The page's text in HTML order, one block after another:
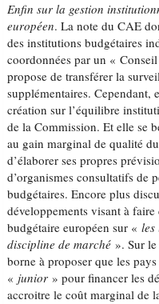
Enfin sur la gestion
européen. La note du CAE
des institutions budgétaires
coordonnées par un «
propose de transférer la
supplémentaires.
création sur l’équilibre
de la Commission. Et elle se
au gain marginal de qualité
d’élaborer ses propres
d’organismes consultatifs de
budgétaires. Encore plus
développements visant à
budgétaire européen sur «les
discipline de marché ». Sur
borne à proposer que les
« junior » pour financer les
accroitre le coût marginal de